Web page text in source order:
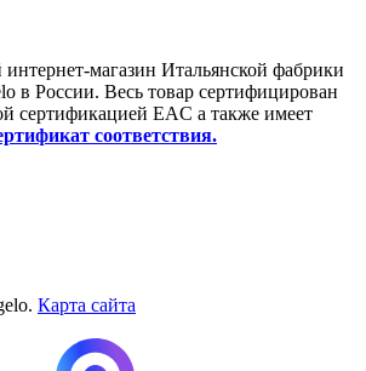
магазин Итальянской фабрики
в России. Весь товар сертифицирован
сертификацией EAC а также имеет
соответствия.
Карта сайта